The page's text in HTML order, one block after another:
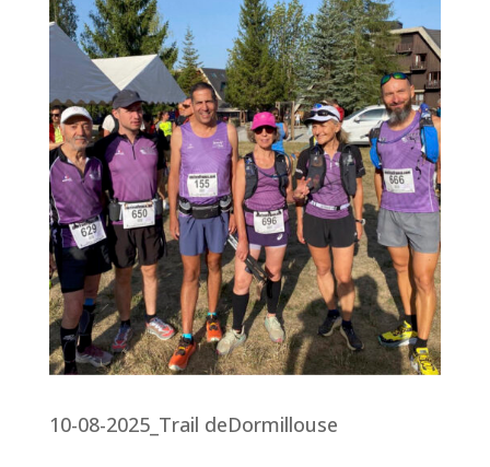
10-08-2025_Trail deDormillouse